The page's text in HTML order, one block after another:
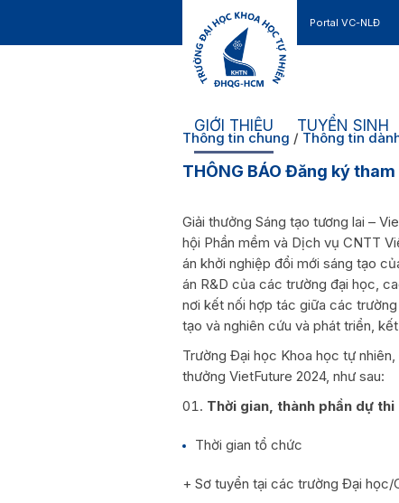
Portal VC-NLĐ
GIỚI THIỆU TUYỂN SINH
Thông tin chung / Thông tin
THÔNG BÁO Đăng ký
Giải thưởng Sáng tạo tương lai –
hội Phần mềm và Dịch vụ CNTT
án khởi nghiệp đổi mới sáng tạo
án R&D của các trường đại học,
nơi kết nối hợp tác giữa các
tạo và nghiên cứu và phát triển,
Trường Đại học Khoa học tự
thưởng VietFuture 2024, như sau:
Thời gian, thành phần dự thi
Thời gian tổ chức
+ Sơ tuyển tại các trường Đại